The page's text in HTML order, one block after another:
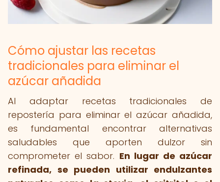
Cómo ajustar las recetas
tradicionales para eliminar el
azúcar añadida
Al adaptar recetas tradicionales de
repostería para eliminar el azúcar añadida,
es fundamental encontrar alternativas
saludables que aporten dulzor sin
comprometer el sabor. En lugar de azúcar
refinada, se pueden utilizar endulzantes